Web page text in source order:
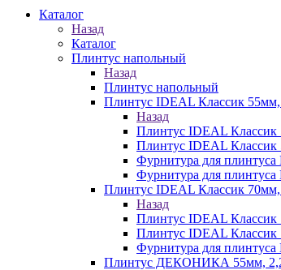
Каталог
Назад
Каталог
Плинтус напольный
Назад
Плинтус напольный
Плинтус IDEAL Классик
Назад
Плинтус IDEAL Классик
Плинтус IDEAL Классик
Фурнитура для
Фурнитура для
Плинтус IDEAL Классик
Назад
Плинтус IDEAL Классик
Плинтус IDEAL Классик
Фурнитура для
Плинтус ДЕКОНИКА 55мм,